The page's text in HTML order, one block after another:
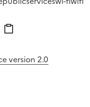
version 2.0